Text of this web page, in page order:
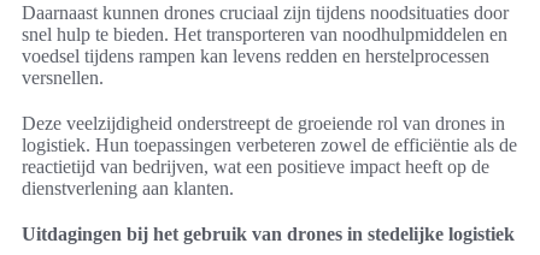
Daarnaast kunnen drones cruciaal zijn tijdens noodsituaties door
snel hulp te bieden. Het transporteren van noodhulpmiddelen en
voedsel tijdens rampen kan levens redden en herstelprocessen
versnellen.
Deze veelzijdigheid onderstreept de groeiende rol van drones in
logistiek. Hun toepassingen verbeteren zowel de efficiëntie als de
reactietijd van bedrijven, wat een positieve impact heeft op de
dienstverlening aan klanten.
Uitdagingen bij het gebruik van drones in stedelijke logistiek